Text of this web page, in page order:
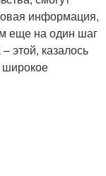
информация,
еще на один шаг
этой, казалось